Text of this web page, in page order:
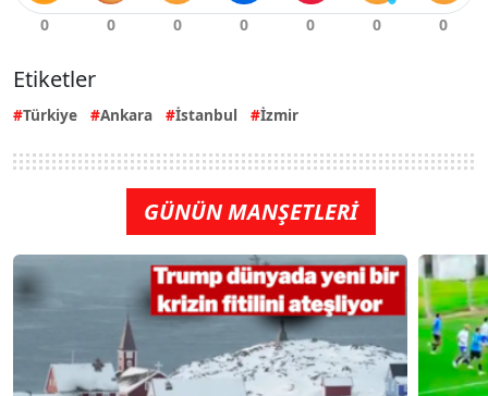
Etiketler
Türkiye Ankara İstanbul İzmir
GÜNÜN MANŞETLERİ